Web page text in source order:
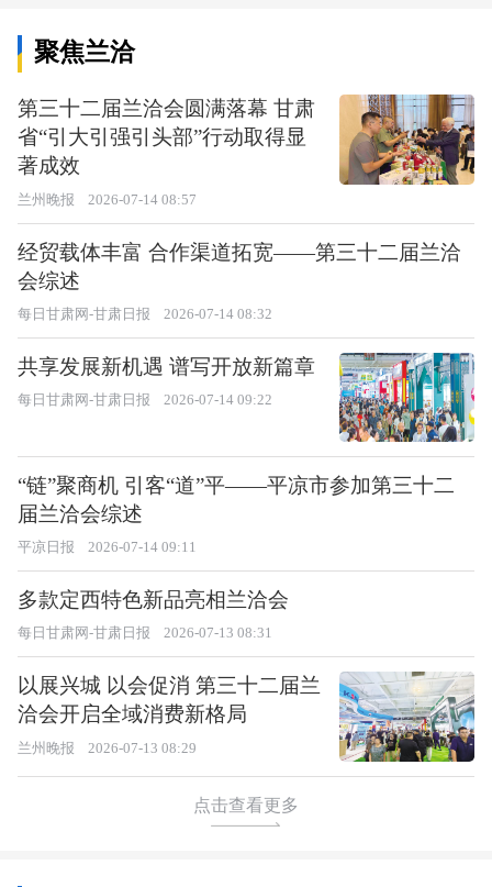
聚焦兰洽
第三十二届兰洽会圆满落幕 甘肃
省“引大引强引头部”行动取得显
著成效
兰州晚报 2026-07-14 08:57
经贸载体丰富 合作渠道拓宽——第三十二届兰洽
会综述
每日甘肃网-甘肃日报 2026-07-14 08:32
共享发展新机遇 谱写开放新篇章
每日甘肃网-甘肃日报 2026-07-14 09:22
“链”聚商机 引客“道”平——平凉市参加第三十二
届兰洽会综述
平凉日报 2026-07-14 09:11
多款定西特色新品亮相兰洽会
每日甘肃网-甘肃日报 2026-07-13 08:31
以展兴城 以会促消 第三十二届兰
洽会开启全域消费新格局
兰州晚报 2026-07-13 08:29
点击查看更多